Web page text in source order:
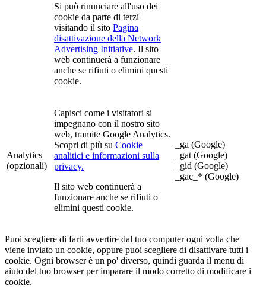
Si può rinunciare all'uso dei
cookie da parte di terzi
visitando il sito Pagina
disattivazione della Network
Advertising Initiative. Il sito
web continuerà a funzionare
anche se rifiuti o elimini questi
cookie.
Analytics
(opzionali)
Capisci come i visitatori si
impegnano con il nostro sito
web, tramite Google Analytics.
Scopri di più su Cookie
analitici e informazioni sulla
privacy.
Il sito web continuerà a
funzionare anche se rifiuti o
elimini questi cookie.
_ga (Google)
_gat (Google)
_gid (Google)
_gac_* (Google)
Puoi scegliere di farti avvertire dal tuo computer ogni volta che
viene inviato un cookie, oppure puoi scegliere di disattivare tutti i
cookie. Ogni browser è un po' diverso, quindi guarda il menu di
aiuto del tuo browser per imparare il modo corretto di modificare i
cookie.